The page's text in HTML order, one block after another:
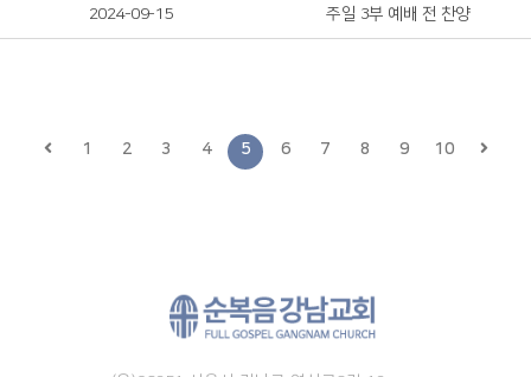
2024-09-15 주일 3부 예배 전 찬양
1 2 3 4 5 6 7 8 9 10